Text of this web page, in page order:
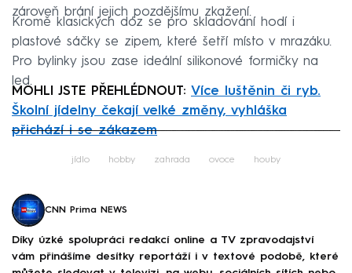
zároveň brání jejich pozdějšímu zkažení.
Kromě klasických dóz se pro skladování hodí i
plastové sáčky se zipem, které šetří místo v mrazáku.
Pro bylinky jsou zase ideální silikonové formičky na
led.
MOHLI JSTE PŘEHLÉDNOUT: Více luštěnin či ryb.
Školní jídelny čekají velké změny, vyhláška
přichází i se zákazem
jídlo hobby zahrada ovoce houby
CNN Prima NEWS
Díky úzké spolupráci redakcí online a TV zpravodajství
vám přinášíme desítky reportáží i v textové podobě, které